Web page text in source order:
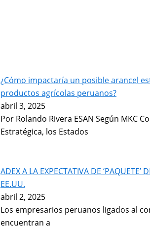
¿Cómo impactaría un posible arancel
productos agrícolas peruanos?
abril 3, 2025
Por Rolando Rivera ESAN Según MKC
Estratégica, los Estados
ADEX A LA EXPECTATIVA DE ‘PAQUETE’
EE.UU.
abril 2, 2025
Los empresarios peruanos ligados al
encuentran a